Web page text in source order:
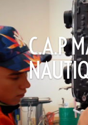
C.A.P